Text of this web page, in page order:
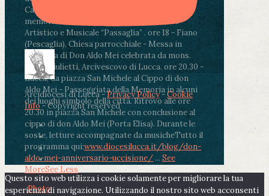
Castracani 435 - Inaugurazione murales in
memoria di don Aldo Mei curato dal Liceo
Artistico e Musicale “Passaglia” . ore 18 - Fiano
(Pescaglia), Chiesa parrocchiale - Messa in
memoria di Don Aldo Mei celebrata da mons.
Paolo Giulietti, Arcivescovo di Lucca. ore 20.30 -
Lucca, da piazza San Michele al Cippo di don
Aldo Mei - Passeggiata della Memoria in alcuni
dei luoghi simbolo della città. Ritrovo alle ore
20.30 in piazza San Michele con conclusione al
cippo di don Aldo Mei (Porta Elisa). Durante le
soste, letture accompagnate da musicheTutto il
programma qui:www.diocesilucca.it/blog/don-
aldo-mei-anniversario-uccisione/ ... See
MoreSee Less
Photo
Arcidiocesi di Lucca -Privacy Policy-Cookie
Info- Copyright reserved
Questo sito web utilizza i cookie solamente per migliorare la tua
esperienza di navigazione. Utilizzando il nostro sito web acconsenti